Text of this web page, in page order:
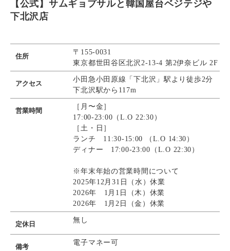
【公式】サムギョプサルと韓国屋台ベジテジや
下北沢店
住所
〒155‐0031
東京都世田谷区北沢2-13-4 第2伊奈ビル 2F​
アクセス
小田急小田原線「下北沢」駅より徒歩2分
下北沢駅から117m
営業時間
［月〜金］
17:00-23:00（L.O 22:30）
［土・日］
ランチ 11:30-15:00 （L.O 14:30）
ディナー 17:00-23:00（L.O 22:30）
※年末年始の営業時間について
2025年12月31日（水）休業
2026年 1月1日（木）休業
2026年 1月2日（金）休業
定休日
無し
備考
電子マネー可